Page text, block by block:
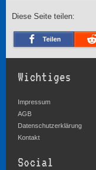
Diese Seite teilen:
Teilen
Wichtiges
Impressum
AGB
Datenschutzerklärung
Kontakt
Social